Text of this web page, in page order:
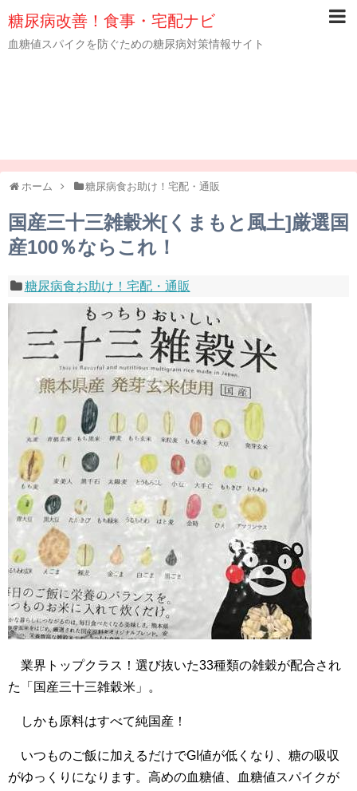
糖尿病改善！食事・宅配ナビ
血糖値スパイクを防ぐための糖尿病対策情報サイト
ホーム 糖尿病食お助け！宅配・通販
国産三十三雑穀米[くまもと風土]厳選国
産100％ならこれ！
糖尿病食お助け！宅配・通販
業界トップクラス！選び抜いた33種類の雑穀が配合され
た「国産三十三雑穀米」。
しかも原料はすべて純国産！
いつものご飯に加えるだけでGI値が低くなり、糖の吸収
がゆっくりになります。高めの血糖値、血糖値スパイクが